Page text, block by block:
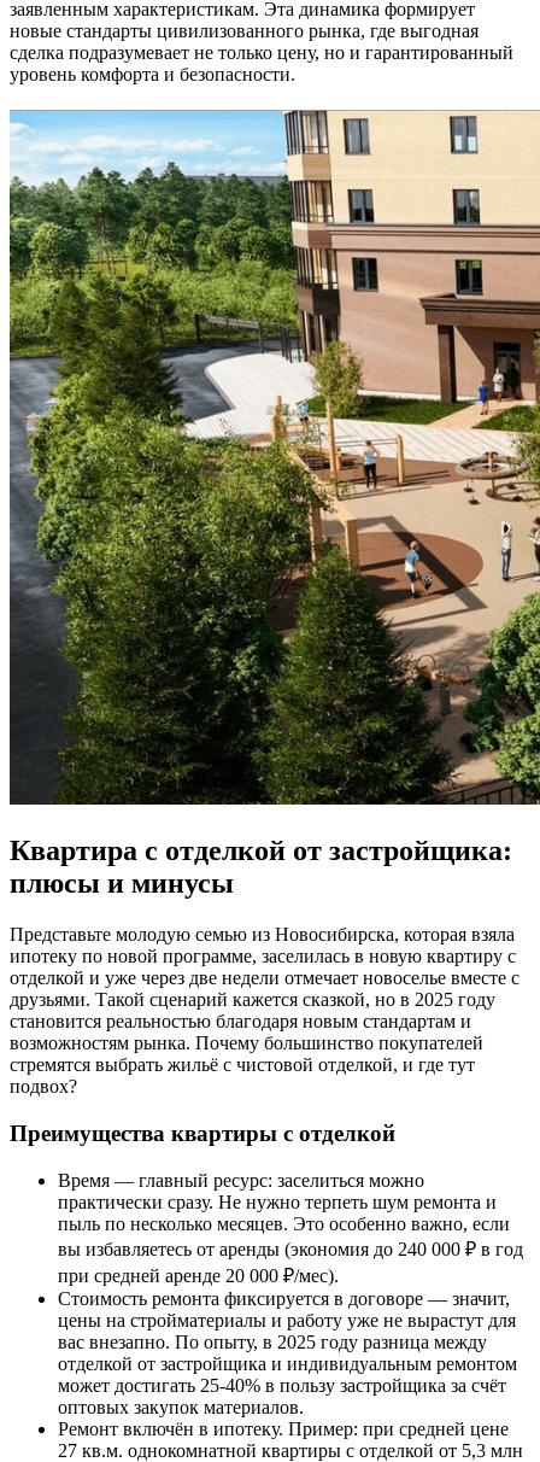
заявленным характеристикам. Эта динамика формирует
новые стандарты цивилизованного рынка, где выгодная
сделка подразумевает не только цену, но и гарантированный
уровень комфорта и безопасности.
Квартира с отделкой от застройщика:
плюсы и минусы
Представьте молодую семью из Новосибирска, которая взяла
ипотеку по новой программе, заселилась в новую квартиру с
отделкой и уже через две недели отмечает новоселье вместе с
друзьями. Такой сценарий кажется сказкой, но в 2025 году
становится реальностью благодаря новым стандартам и
возможностям рынка. Почему большинство покупателей
стремятся выбрать жильё с чистовой отделкой, и где тут
подвох?
Преимущества квартиры с отделкой
Время — главный ресурс: заселиться можно
практически сразу. Не нужно терпеть шум ремонта и
пыль по несколько месяцев. Это особенно важно, если
вы избавляетесь от аренды (экономия до 240 000 ₽ в год
при средней аренде 20 000 ₽/мес).
Стоимость ремонта фиксируется в договоре — значит,
цены на стройматериалы и работу уже не вырастут для
вас внезапно. По опыту, в 2025 году разница между
отделкой от застройщика и индивидуальным ремонтом
может достигать 25-40% в пользу застройщика за счёт
оптовых закупок материалов.
Ремонт включён в ипотеку. Пример: при средней цене
27 кв.м. однокомнатной квартиры с отделкой от 5,3 млн